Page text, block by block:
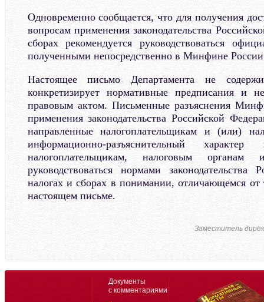
Одновременно сообщается, что для получения
вопросам применения законодательства
сборах рекомендуется руководствоваться
полученными непосредственно в Минфине
Настоящее письмо Департамента не
конкретизирует нормативные предписания и
правовым актом. Письменные разъяснения
применения законодательства Российской
направленные налогоплательщикам и (или)
информационно-разъяснительный
налогоплательщикам, налоговым
руководствоваться нормами
налогах и сборах в понимании, отличающемся от
настоящем письме.
Заместитель
Документы
с комментариями